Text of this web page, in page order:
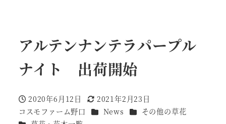
アルテンナンテラパープル
ナイト 出荷開始
投稿日
2020年6月12日
更新日
2021年2月23日
著
コスモファーム野口 カテゴリー
News カテゴリー
その他の草花